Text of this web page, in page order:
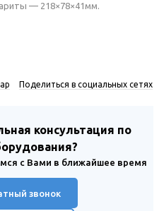
— 218×78×41мм.
Поделиться в социальных сетях
консультация по
с Вами в ближайшее время
звонок